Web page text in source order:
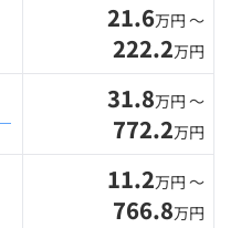
21.6万円 〜
222.2万円
31.8万円 〜
772.2万円
11.2万円 〜
766.8万円